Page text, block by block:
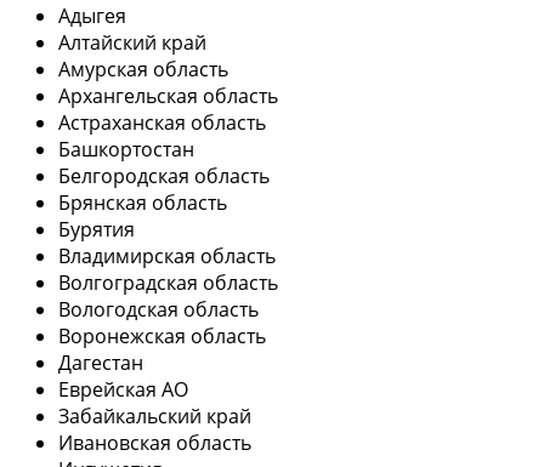
Адыгея
Алтайский край
Амурская область
Архангельская область
Астраханская область
Башкортостан
Белгородская область
Брянская область
Бурятия
Владимирская область
Волгоградская область
Вологодская область
Воронежская область
Дагестан
Еврейская АО
Забайкальский край
Ивановская область